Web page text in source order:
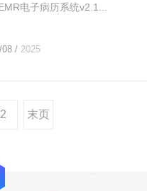
电子病历系统v2.1...
08 / 2025
2 末页